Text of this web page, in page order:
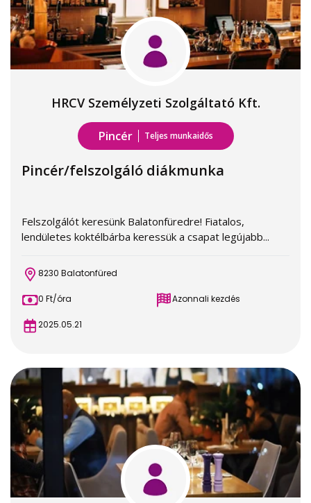
HRCV Személyzeti Szolgáltató Kft.
Pincér Teljes munkaidős
Pincér/felszolgáló diákmunka
Felszolgálót keresünk Balatonfüredre! Fiatalos,
lendületes koktélbárba keressük a csapat legújabb...
8230 Balatonfüred
0 Ft/óra Azonnali kezdés
2025.05.21